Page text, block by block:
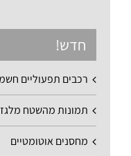
חדש!
רכבים תפעוליים
תמונות מהשטח
מחסנים אוטומטיים